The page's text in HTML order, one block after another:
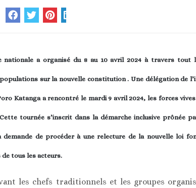
nationale a organisé du 8 au 10 avril 2024 à travers
populations sur la nouvelle constitution . Une délégation de
Katanga a rencontré le mardi 9 avril 2024, les forces
tournée s’inscrit dans la démarche inclusive prônée
demande de procéder à une relecture de la nouvelle loi
de tous les acteurs.
les chefs traditionnels et les groupes